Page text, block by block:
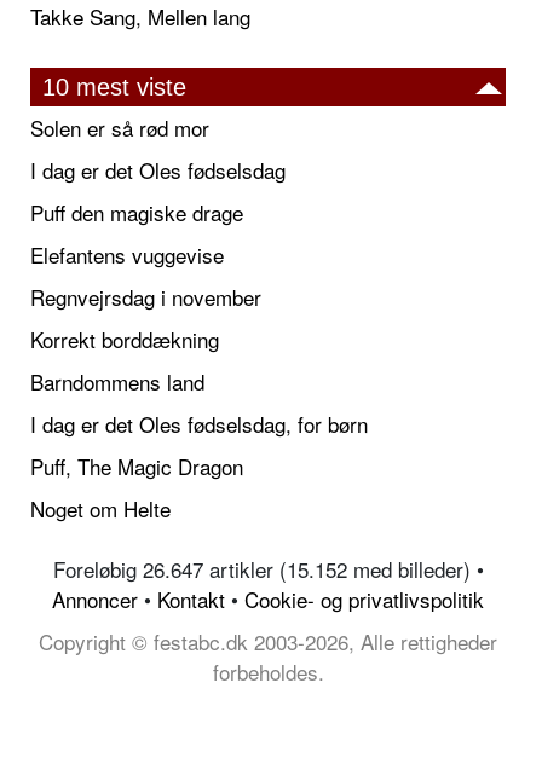
Takke Sang, Mellen lang
10 mest viste
Solen er så rød mor
I dag er det Oles fødselsdag
Puff den magiske drage
Elefantens vuggevise
Regnvejrsdag i november
Korrekt borddækning
Barndommens land
I dag er det Oles fødselsdag, for børn
Puff, The Magic Dragon
Noget om Helte
Foreløbig 26.647 artikler (15.152 med billeder) •
Annoncer • Kontakt • Cookie- og privatlivspolitik
Copyright © festabc.dk 2003-2026, Alle rettigheder
forbeholdes.